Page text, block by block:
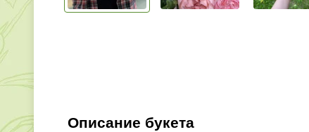
Описание букета